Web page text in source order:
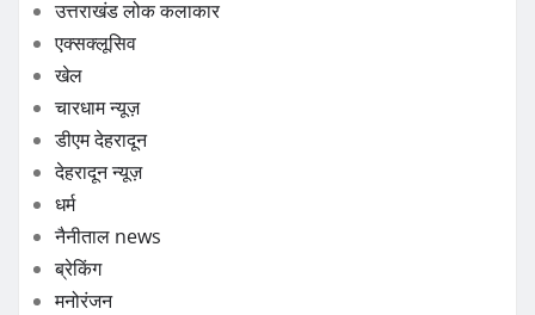
उत्तराखंड लोक कलाकार
एक्सक्लूसिव
खेल
चारधाम न्यूज़
डीएम देहरादून
देहरादून न्यूज़
धर्म
नैनीताल news
ब्रेकिंग
मनोरंजन